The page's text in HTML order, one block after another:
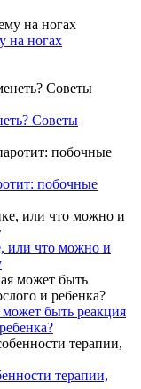
на ногах
Советы
побочные
или что можно и
быть реакция
терапии,